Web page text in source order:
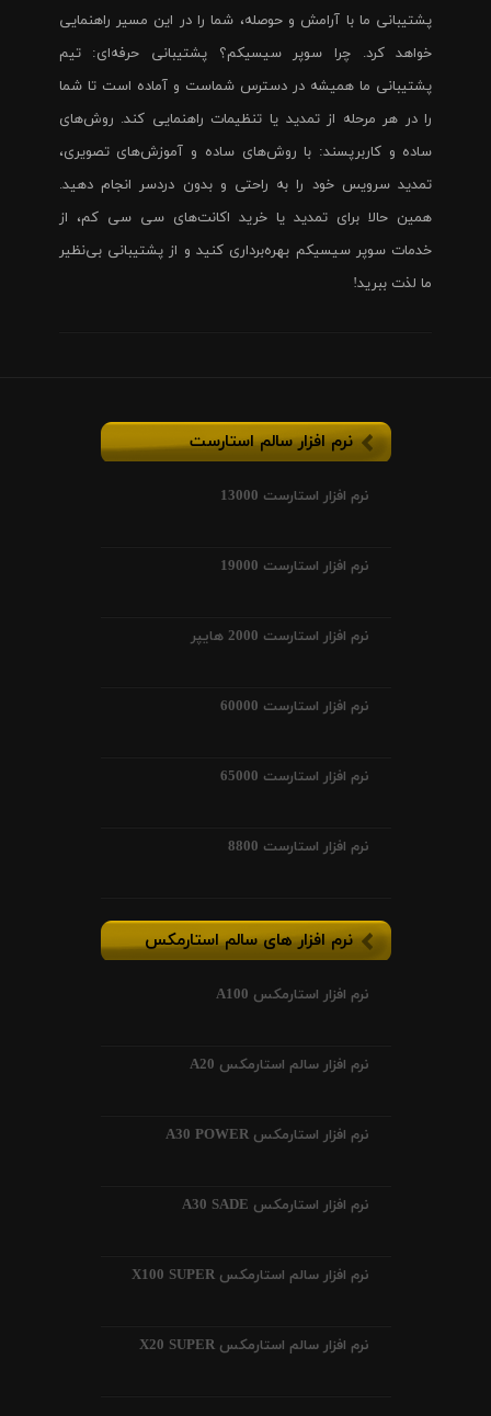
پشتیبانی ما با آرامش و حوصله، شما را در این مسیر راهنمایی
خواهد کرد. چرا سوپر سیسیکم؟ پشتیبانی حرفه‌ای: تیم
پشتیبانی ما همیشه در دسترس شماست و آماده است تا شما
را در هر مرحله از تمدید یا تنظیمات راهنمایی کند. روش‌های
ساده و کاربرپسند: با روش‌های ساده و آموزش‌های تصویری،
تمدید سرویس خود را به راحتی و بدون دردسر انجام دهید.
همین حالا برای تمدید یا خرید اکانت‌های سی سی کم، از
خدمات سوپر سیسیکم بهره‌برداری کنید و از پشتیبانی بی‌نظیر
ما لذت ببرید!
نرم افزار سالم استارست
نرم افزار استارست 13000
نرم افزار استارست 19000
نرم افزار استارست 2000 هایپر
نرم افزار استارست 60000
نرم افزار استارست 65000
نرم افزار استارست 8800
نرم افزار های سالم استارمکس
نرم افزار استارمکس A100
نرم افزار سالم استارمکس A20
نرم افزار استارمکس A30 POWER
نرم افزار استارمکس A30 SADE
نرم افزار سالم استارمکس X100 SUPER
نرم افزار سالم استارمکس X20 SUPER